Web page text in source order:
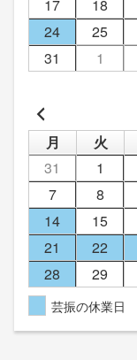
17
18
24
25
31
1
月 火
31
1
7
8
14
15
21
22
28
29
芸振の休業日